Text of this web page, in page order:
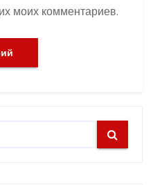
моих комментариев.